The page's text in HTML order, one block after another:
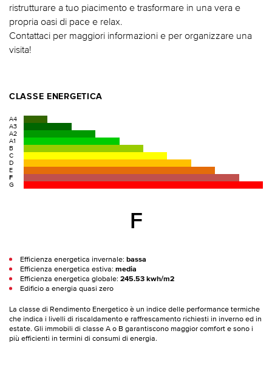
ristrutturare a tuo piacimento e trasformare in una vera e
propria oasi di pace e relax.
Contattaci per maggiori informazioni e per organizzare una
visita!
CLASSE ENERGETICA
A4
A3
A2
A1
B
C
D
E
F
G
F
Efficienza energetica invernale: bassa
Efficienza energetica estiva: media
Efficienza energetica globale: 245.53 kwh/m2
Edificio a energia quasi zero
La classe di Rendimento Energetico è un indice delle performance termiche
che indica i livelli di riscaldamento e raffrescamento richiesti in inverno ed in
estate. Gli immobili di classe A o B garantiscono maggior comfort e sono i
più efficienti in termini di consumi di energia.